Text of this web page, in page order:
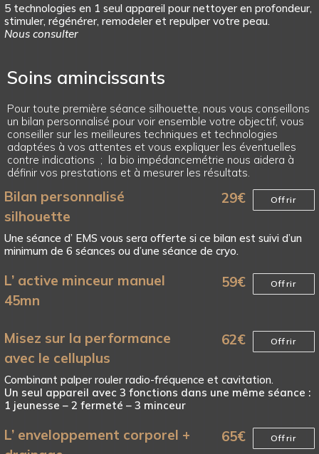
5 technologies en 1 seul appareil pour nettoyer en profondeur,
stimuler, régénérer, remodeler et repulper votre peau.
Nous consulter
Soins amincissants
Pour toute première séance silhouette, nous vous conseillons
un bilan personnalisé pour voir ensemble votre objectif, vous
conseiller sur les meilleures techniques et technologies
adaptées à vos attentes et vous expliquer les éventuelles
contre indications ; la bio impédancemétrie nous aidera à
définir vos prestations et à mesurer les résultats.
Bilan personnalisé
silhouette
29€ Offrir
Une séance d’ EMS vous sera offerte si ce bilan est suivi d’un
minimum de 6 séances ou d’une séance de cryo.
L’ active minceur manuel
45mn
59€ Offrir
Misez sur la performance
avec le celluplus
62€ Offrir
Combinant palper rouler radio-fréquence et cavitation.
Un seul appareil avec 3 fonctions dans une même séance :
1 jeunesse – 2 fermeté – 3 minceur
L’ enveloppement corporel +
65€ Offrir